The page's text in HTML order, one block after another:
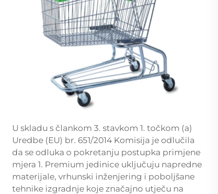
U skladu s člankom 3. stavkom 1. točkom (a)
Uredbe (EU) br. 651/2014 Komisija je odlučila
da se odluka o pokretanju postupka primjene
mjera 1. Premium jedinice uključuju napredne
materijale, vrhunski inženjering i poboljšane
tehnike izgradnje koje značajno utječu na